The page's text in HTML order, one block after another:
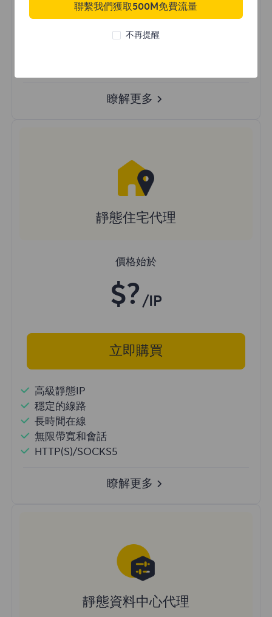
不限流量使用
全球超過50個地區
瞭解更多
靜態住宅代理
價格始於
$? /IP
立即購買
高級靜態IP
穩定的線路
長時間在線
無限帶寬和會話
HTTP(S)/SOCKS5
瞭解更多
靜態資料中心代理
聯繫我們獲取500M免費流量
不再提醒